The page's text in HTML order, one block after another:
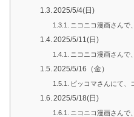
2025/5/4(日)
ニコニコ漫画さんで
2025/5/11(日)
ニコニコ漫画さんで
2025/5/16（金）
ピッコマさんにて、
2025/5/18(日)
ニコニコ漫画さんで